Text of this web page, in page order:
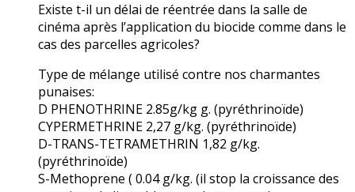
Existe t-il un délai de réentrée dans la salle de
cinéma après l’application du biocide comme dans le
cas des parcelles agricoles?
Type de mélange utilisé contre nos charmantes
punaises:
D PHENOTHRINE 2.85g/kg g. (pyréthrinoïde)
CYPERMETHRINE 2,27 g/kg. (pyréthrinoïde)
D-TRANS-TETRAMETHRIN 1,82 g/kg.
(pyréthrinoïde)
S-Methoprene ( 0.04 g/kg. (il stop la croissance des